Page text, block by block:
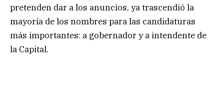
pretenden dar a los anuncios, ya trascendió la
mayoría de los nombres para las candidaturas
más importantes: a gobernador y a intendente de
la Capital.